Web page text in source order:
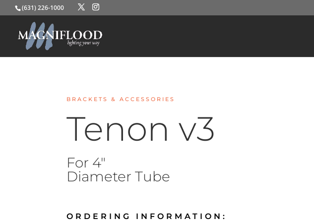
(631) 226-1000
BRACKETS & ACCESSORIES
Tenon v3
For 4″
Diameter Tube
ORDERING INFORMATION: